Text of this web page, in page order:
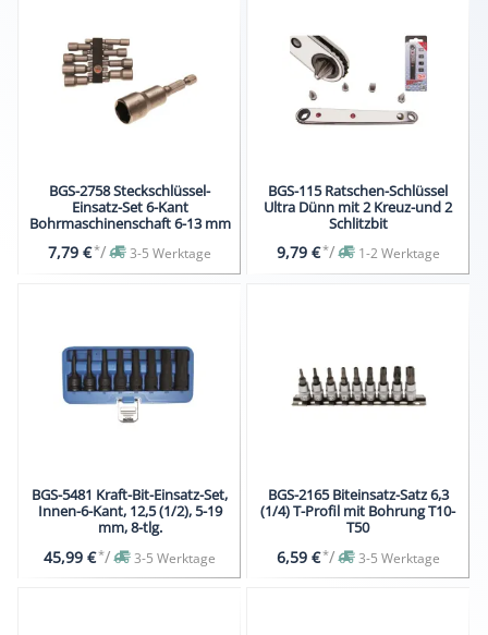
BGS-2758 Steckschlüssel-
Einsatz-Set 6-Kant
Bohrmaschinenschaft 6-13 mm
7,79 €*/ 3-5 Werktage
BGS-115 Ratschen-Schlüssel
Ultra Dünn mit 2 Kreuz-und 2
Schlitzbit
9,79 €*/ 1-2 Werktage
BGS-5481 Kraft-Bit-Einsatz-Set,
Innen-6-Kant, 12,5 (1/2), 5-19
mm, 8-tlg.
45,99 €*/ 3-5 Werktage
BGS-2165 Biteinsatz-Satz 6,3
(1/4) T-Profil mit Bohrung T10-
T50
6,59 €*/ 3-5 Werktage